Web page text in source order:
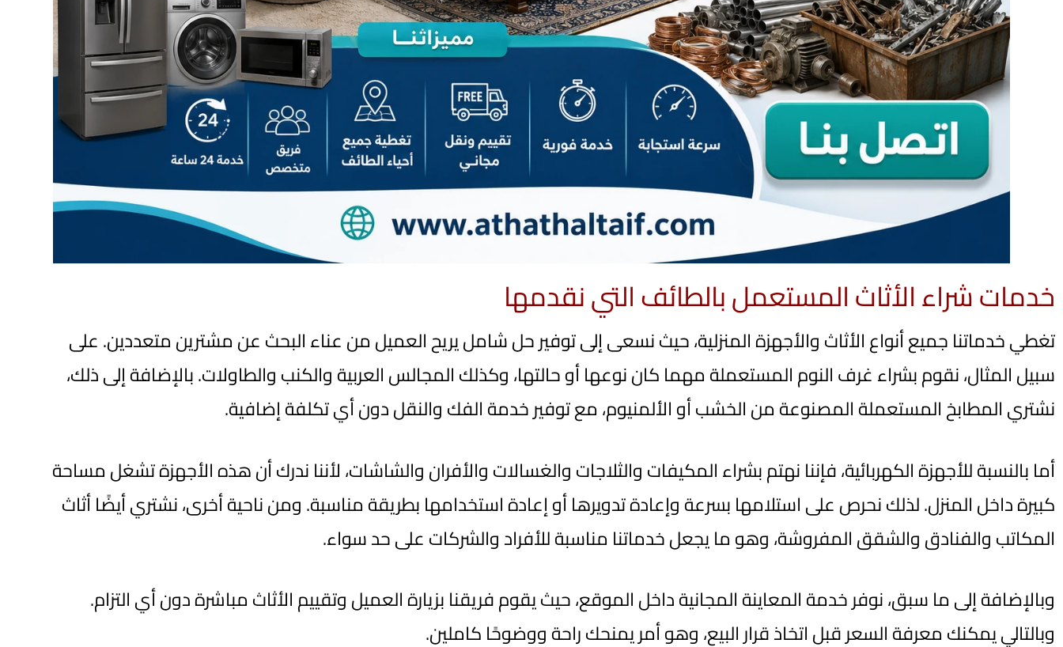
خدمات شراء الأثاث المستعمل بالطائف التي نقدمها
تغطي خدماتنا جميع أنواع الأثاث والأجهزة المنزلية، حيث نسعى إلى توفير حل شامل يريح العميل من عناء البحث عن مشترين متعددين. على
سبيل المثال، نقوم بشراء غرف النوم المستعملة مهما كان نوعها أو حالتها، وكذلك المجالس العربية والكنب والطاولات. بالإضافة إلى ذلك،
نشتري المطابخ المستعملة المصنوعة من الخشب أو الألمنيوم، مع توفير خدمة الفك والنقل دون أي تكلفة إضافية.
أما بالنسبة للأجهزة الكهربائية، فإننا نهتم بشراء المكيفات والثلاجات والغسالات والأفران والشاشات، لأننا ندرك أن هذه الأجهزة تشغل مساحة
كبيرة داخل المنزل. لذلك نحرص على استلامها بسرعة وإعادة تدويرها أو إعادة استخدامها بطريقة مناسبة. ومن ناحية أخرى، نشتري أيضًا أثاث
المكاتب والفنادق والشقق المفروشة، وهو ما يجعل خدماتنا مناسبة للأفراد والشركات على حد سواء.
وبالإضافة إلى ما سبق، نوفر خدمة المعاينة المجانية داخل الموقع، حيث يقوم فريقنا بزيارة العميل وتقييم الأثاث مباشرة دون أي التزام.
وبالتالي يمكنك معرفة السعر قبل اتخاذ قرار البيع، وهو أمر يمنحك راحة ووضوحًا كاملين.